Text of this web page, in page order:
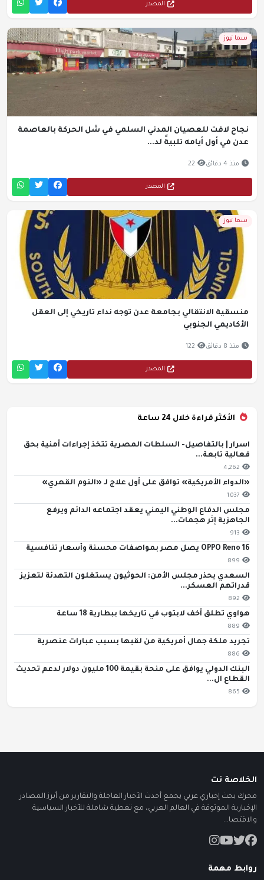
المصدر
سما نيوز
نجاح لافت للعصيان المدني السلمي في شل الحركة بالعاصمة
عدن في أول أيامه تلبيةً لد...
منذ 4 دقائق 22
المصدر
سما نيوز
منسقية الانتقالي بجامعة عدن توجه نداء تاريخي إلى العقل
الأكاديمي الجنوبي
منذ 8 دقائق 122
المصدر
الأكثر قراءة خلال 24 ساعة
اسرار | بالتفاصيل- السلطات المصرية تتخذ إجراءات أمنية بحق
فعالية تابعة...
4,262
«الدواء الأمريكية» توافق على أول علاج لـ «النوم القهري»
1,037
مجلس الدفاع الوطني اليمني يعقد اجتماعه الدائم ويرفع
الجاهزية إثر هجمات...
913
OPPO Reno 16 يصل مصر بمواصفات محسنة وأسعار تنافسية
899
السعدي يحذر مجلس الأمن: الحوثيون يستغلون التهدئة لتعزيز
قدراتهم العسكر...
892
هواوي تطلق أخف لابتوب في تاريخها ببطارية 18 ساعة
889
تجريد ملكة جمال أمريكية من لقبها بسبب عبارات عنصرية
886
البنك الدولي يوافق على منحة بقيمة 100 مليون دولار لدعم تحديث
القطاع ال...
865
الخلاصة نت
محرك بحث إخباري عربي يجمع أحدث الأخبار العاجلة والتقارير من أبرز المصادر
الإخبارية الموثوقة في العالم العربي، مع تغطية شاملة للأخبار السياسية
والاقتصا...
روابط مهمة